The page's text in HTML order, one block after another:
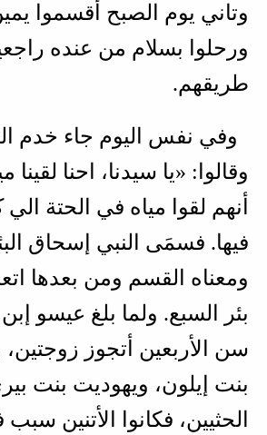
وتاني يوم الصبح أقسموا
ورحلوا بسلام من عنده
طريقهم.
وفي نفس اليوم جاء خدم
وقالوا: «يا سيدنا، احنا
أنهم لقوا مياه في الحتة الي
فيها. فسمَى النبي إسحاق
ومعناه القسم ومن بعدها
بئر السبع. ولما بلغ عيسو
سن الأربعين أتجوز
بنت إيلون، ويهوديت بنت
الحثيين، فكانوا الأتنين